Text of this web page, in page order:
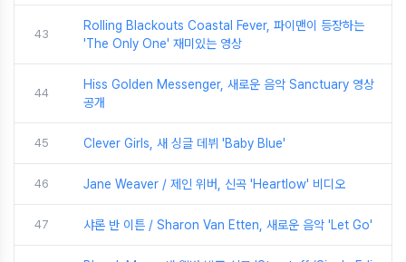
43
Rolling Blackouts Coastal Fever, 파이맨이 등장하는
'The Only One' 재미있는 영상
44
Hiss Golden Messenger, 새로운 음악 Sanctuary 영상
공개
45 Clever Girls, 새 싱글 데뷔 'Baby Blue'
46 Jane Weaver / 제인 위버, 신곡 'Heartlow' 비디오
47 샤론 반 이튼 / Sharon Van Etten, 새로운 음악 'Let Go'